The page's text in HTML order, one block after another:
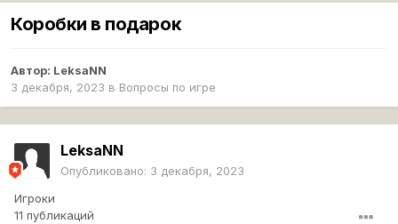
Коробки в подарок
Автор: LeksaNN
3 декабря, 2023 в Вопросы по игре
LeksaNN
Опубликовано: 3 декабря, 2023
Игроки
11 публикаций